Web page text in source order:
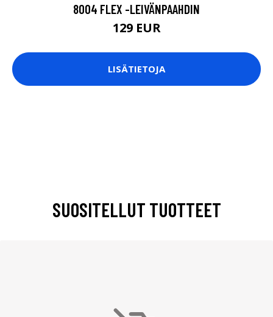
8004 FLEX -LEIVÄNPAAHDIN
129 EUR
LISÄTIETOJA
SUOSITELLUT TUOTTEET